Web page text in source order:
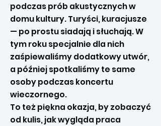
podczas prób akustycznych w
domu kultury. Turyści, kuracjusze
— po prostu siadają i słuchają. W
tym roku specjalnie dla nich
zaśpiewaliśmy dodatkowy utwór,
a później spotkaliśmy te same
osoby podczas koncertu
wieczornego.
To też piękna okazja, by zobaczyć
od kulis, jak wygląda praca